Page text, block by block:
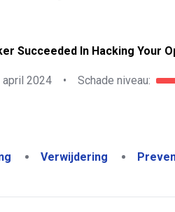
Succeeded In Hacking Your
april 2024 • Schade niveau:
Verwijdering